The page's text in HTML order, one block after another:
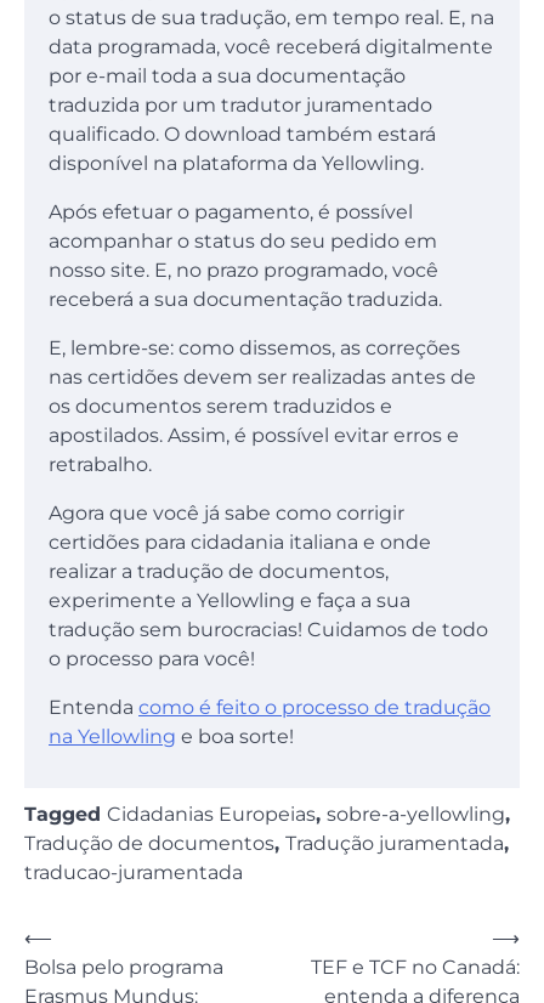
o status de sua tradução, em tempo real. E, na
data programada, você receberá digitalmente
por e-mail toda a sua documentação
traduzida por um tradutor juramentado
qualificado. O download também estará
disponível na plataforma da Yellowling.
Após efetuar o pagamento, é possível
acompanhar o status do seu pedido em
nosso site. E, no prazo programado, você
receberá a sua documentação traduzida.
E, lembre-se: como dissemos, as correções
nas certidões devem ser realizadas antes de
os documentos serem traduzidos e
apostilados. Assim, é possível evitar erros e
retrabalho.
Agora que você já sabe como corrigir
certidões para cidadania italiana e onde
realizar a tradução de documentos,
experimente a Yellowling e faça a sua
tradução sem burocracias! Cuidamos de todo
o processo para você!
Entenda como é feito o processo de tradução
na Yellowling e boa sorte!
Tagged Cidadanias Europeias, sobre-a-yellowling,
Tradução de documentos, Tradução juramentada,
traducao-juramentada
Navegação
de
⟵
Bolsa pelo programa
Erasmus Mundus:
TEF e TCF no Canadá:
entenda a diferença
⟶